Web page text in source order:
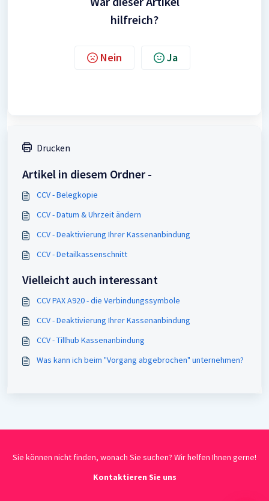
hilfreich?
Nein Ja
Drucken
Artikel in diesem Ordner -
CCV - Belegkopie
CCV - Datum & Uhrzeit ändern
CCV - Deaktivierung Ihrer Kassenanbindung
CCV - Detailkassenschnitt
Vielleicht auch interessant
CCV PAX A920 - die Verbindungssymbole
CCV - Deaktivierung Ihrer Kassenanbindung
CCV - Tillhub Kassenanbindung
Was kann ich beim "Vorgang abgebrochen" unternehmen?
Sie können nicht finden, wonach Sie suchen? Wir helfen Ihnen gerne!
Kontaktieren Sie uns